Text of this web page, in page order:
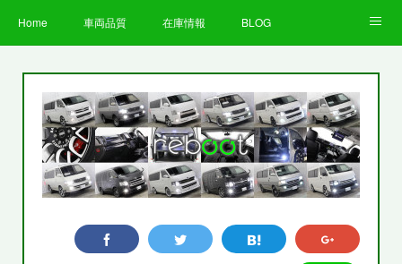
Home 車両品質 在庫情報 BLOG
お客様の声 STAFF 企業情報
プライバシーポリシー